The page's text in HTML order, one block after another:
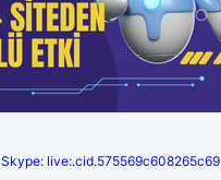
Skype: live:.cid.575569c608265c69